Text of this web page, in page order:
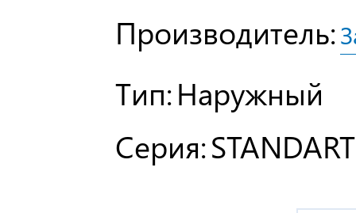
Производитель:
Тип:Наружный
Серия:STANDART